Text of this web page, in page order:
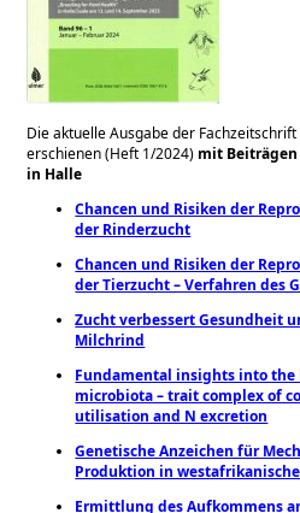
Die aktuelle Ausgabe der
erschienen (Heft 1/2024) mit Beiträgen
in Halle
Chancen und Risiken der
der Rinderzucht
Chancen und Risiken der
der Tierzucht – Verfahren des
Zucht verbessert Gesundheit
Milchrind
Fundamental insights into the
microbiota – trait complex of
utilisation and N excretion
Genetische Anzeichen für
Produktion in
Ermittlung des Aufkommens